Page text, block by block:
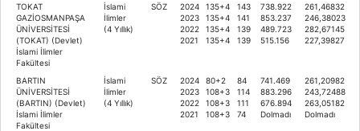
TOKAT
GAZİOSMANPAŞA
ÜNİVERSİTESİ
(TOKAT) (Devlet)
İslami İlimler
Fakültesi
İslami
İlimler
(4 Yıllık)
SÖZ
2024
2023
2022
2021
135+4
135+4
135+4
135+4
143
141
139
139
738.922
853.237
489.723
515.156
261,46832
246,38023
282,67145
227,39827
BARTIN
ÜNİVERSİTESİ
(BARTIN) (Devlet)
İslami İlimler
Fakültesi
İslami
İlimler
(4 Yıllık)
SÖZ
2024
2023
2022
2021
80+2
108+3
108+3
108+3
84
114
111
74
741.469
883.296
676.894
Dolmadı
261,20982
243,72488
263,05182
Dolmadı